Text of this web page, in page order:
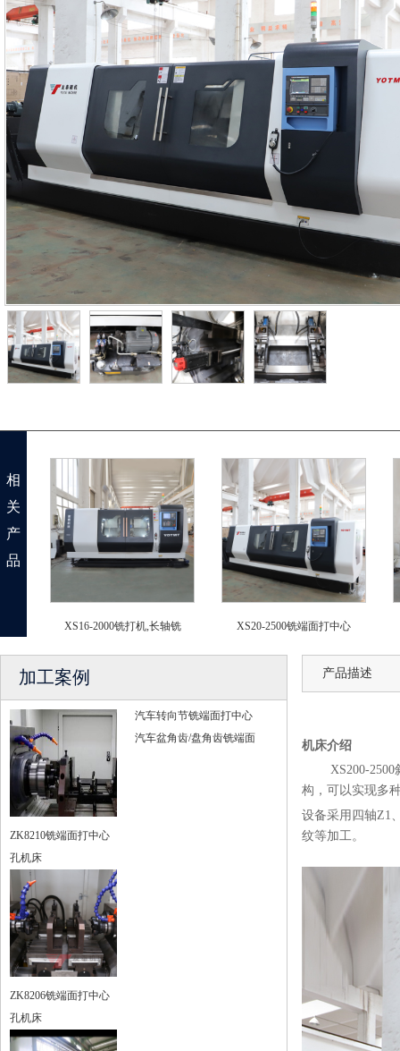
相
关
产
品
XS16-2000铣打机,长轴铣 XS20-2500铣端面打中心
加工案例
ZK8210铣端面打中心
孔机床
ZK8206铣端面打中心
孔机床
汽车转向节铣端面打中心
汽车盆角齿/盘角齿铣端面
产品描述
机床介绍
XS200-2500斜
构，可以实现多
设备采用四轴Z1
纹等加工。